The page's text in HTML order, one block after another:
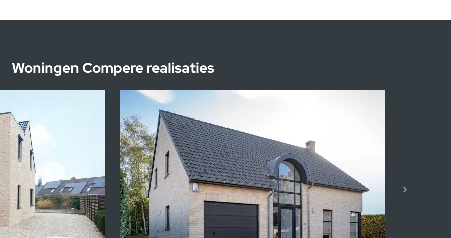
Woningen Compere realisaties